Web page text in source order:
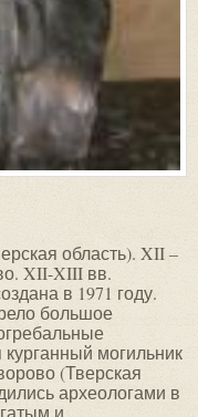
бородкой. Одет он в рубаху туникообразного покроя с прямым разрезом ворота, с небольшим стоячим воротником, застегнутым вместо пуговицы бронзовым бубенчиком. Такой покрой рубахи издревле характерен для всех восточных славян, наряду с рубахой без воротника – голошейкой. Такова рубаха из кургана XII в. из раскопок Д. Самоквасова в Киевской губ.и некоторые другие курганные древности. Не противоречат этому ни летописные миниатюры, ни изображения одежд в заглавных буквах рукописей XIV в. Застежки-бубенчики зарегистрированы в Одинцовских курганах. Элементы характерной для кривичей вышивки отмечены в Харлаповских курганах. Так мог выглядеть кривич XII в., – подмосковный смерд, видевший, а вполне вероятно, и строивший деревянный Московский Кремль. Вятич из кургана в парке Лосиный остров (Москва). XII век Обширная территория, охватывающая бассейны рек Оки, Москвы-реки и Клязьмы, была заселена в X-XI веках пришедшими с юга и запада славянами-вятичами. Раскопки славянского могильника на территории Национального природного парка Лосиный остров, расположенного на северо-востоке Москвы, проводились в 1989-90 годах Центром археологических исследований Комитета по охране исторических памятников Москвы. Было найдено и исследовано несколько курганных захоронений, среди которых лучше других сохранилось погребение молодого мужчины. Его внешний облик, восстановленный по костным останкам, относится к европеоидному антропологическому типу и имеет ряд особенностей, характерных для представителей одного из племен восточных славян – вятичей. Особенности погребального обряда полностью соответствуют древнеславянской традиции. Скульптурная реконструкция передает образ человека, возможно являвшегося свидетелем и участником основания Москвы. По материалам археологических раскопок реконструкция сделана в головном уборе, покрой и форма которого соответствуют тому, что носили славяне в XII веке. Вятичка из кургана № 2 группы Саввинская слобода в окрестностях Звенигорода (Московская область). XI век Основой для реконструкции послужил череп женщины, предложенный М.М. Герасимову Государственным историческим музеем. Он был взят из кургана № 2 группы Саввинская слобода в окрестностях Звенигорода. Эта группа курганов раскопана в 1951 г. А.В. Успенской. Как показали находки семилопастных колец ранней формы, решетчатых перстней, хрустальных шарообразных и бипирамидальных сердоликовых бус, под курганами XI-XII вв. были похоронены вятичи. В кургане № 2, где по крайней мере один череп очень хорошо сохранился (что в этой курганной группе редко), обнаружены как раз ранние формы украшений, что позволило автору датировать его XI в. Голова молодой женщины редкой красоты с изящным овалом лица, довольно большим, но пропорциональным, с прямой спинкой, носом, большими глазами. Прическа, одежда и украшения в разных вариантах различны. В первом варианте реконструкции, выполненном для Государственного исторического музея, при консультации Б.А. Рыбакова, сделана девичья прическа, видимо, по этнографическим аналогиям – с заплетенной косой. На шее девушки – ожерелье из бипирамидальных сердоликовых и шарообразных (хрустальных или стеклянных) бус с серебряными привесками-лунницами, найденными, правда, не в этом кургане, а в соседней курганной группе (у д. Клопово). Вятичкаодета в холщовую рубаху с прямым разрезом ворота и скромной вышивкой по его краю. Второй вариант реконструкции должен был также показать женскую прическу (что исключало возможность реконструкции головного убора, полностью закрывавшего эту прическу) и способ ношения конкретных украшений, выставленных тут же рядом, – шейной гривны, головного венчика, височных колец с особым орнаментом, хара